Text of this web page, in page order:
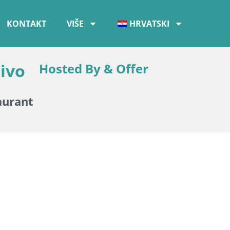
KONTAKT VIŠE HRVATSKI
Hosted By & Offer